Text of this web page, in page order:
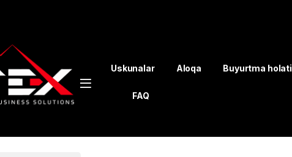
Uskunalar Aloqa Buyurtma holati
FAQ